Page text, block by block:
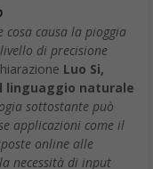
cosa causa la pioggia
di precisione
Luo Si,
linguaggio naturale
sottostante può
applicazioni come il
online alle
necessità di input